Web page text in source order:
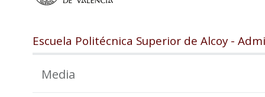
Escuela Politécnica Superior de Alcoy -
Media